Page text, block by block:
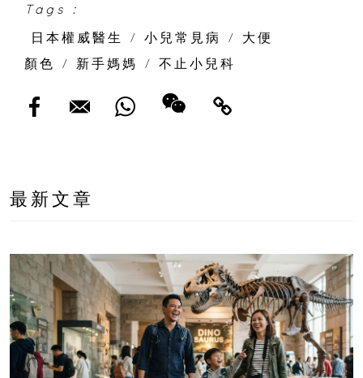
Tags :
日本權威醫生
/ 小兒常見病 /
大便
顏色
/ 新手媽媽 / 不止小兒科
最新文章